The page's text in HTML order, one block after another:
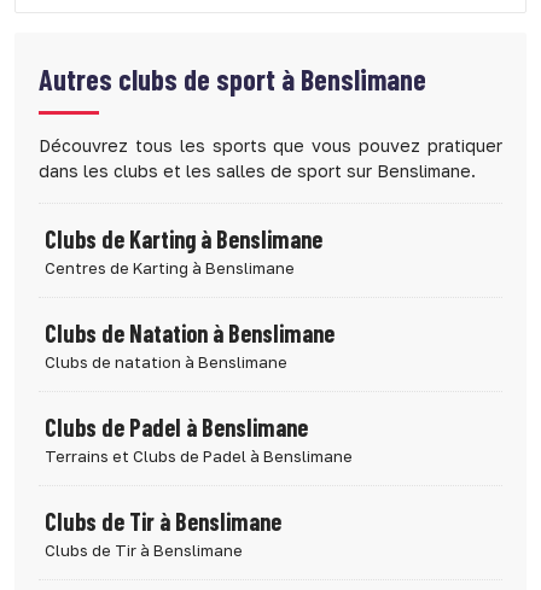
Autres clubs de sport à Benslimane
Découvrez tous les sports que vous pouvez pratiquer
dans les clubs et les salles de sport sur Benslimane.
Clubs de Karting à Benslimane
Centres de Karting à Benslimane
Clubs de Natation à Benslimane
Clubs de natation à Benslimane
Clubs de Padel à Benslimane
Terrains et Clubs de Padel à Benslimane
Clubs de Tir à Benslimane
Clubs de Tir à Benslimane